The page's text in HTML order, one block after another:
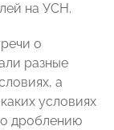
на УСН.
о
разные
а
условиях
дроблению